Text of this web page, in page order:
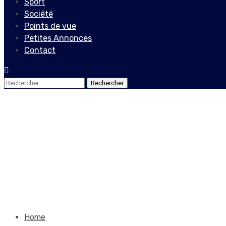
Société
Points de vue
Petites Annonces
Contact
Rechercher :
Home